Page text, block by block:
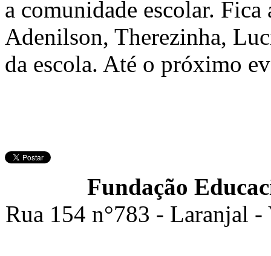
a comunidade escolar.
Adenilson, Therezinha,
da escola. Até o próximo
Fundação
Rua 154 n°783 - Laranjal